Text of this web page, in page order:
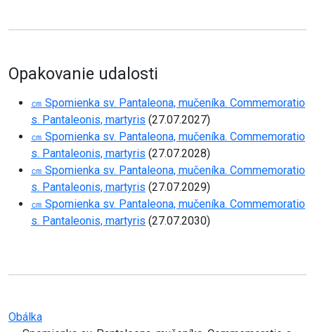
Opakovanie udalosti
㎝ Spomienka sv. Pantaleona, mučeníka. Commemoratio
s. Pantaleonis, martyris (27.07.2027)
㎝ Spomienka sv. Pantaleona, mučeníka. Commemoratio
s. Pantaleonis, martyris (27.07.2028)
㎝ Spomienka sv. Pantaleona, mučeníka. Commemoratio
s. Pantaleonis, martyris (27.07.2029)
㎝ Spomienka sv. Pantaleona, mučeníka. Commemoratio
s. Pantaleonis, martyris (27.07.2030)
Obálka